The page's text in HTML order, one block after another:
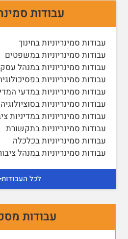
עבודות
עבודות סמינריוניות בחינוך
עבודות סמינריוניות במשפטים
עבודות סמינריוניות במנהל
עבודות סמינריוניות
עבודות סמינריוניות במדעי
עבודות סמינריוניות בסוציולוגיה
עבודות סמינריוניות במדיניות
עבודות סמינריוניות בתקשורת
עבודות סמינריוניות בכלכלה
עבודות סמינריוניות במנהל
לכל העבודות
עבודות